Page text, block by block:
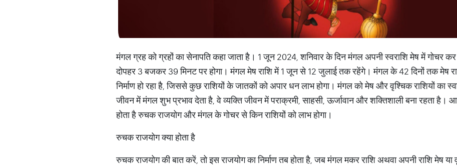
मंगल ग्रह को ग्रहों का सेनापति कहा जाता है। 1 जून 2024, शनिवार के दिन मंगल अपनी स्वराशि मेष में गोचर
दोपहर 3 बजकर 39 मिनट पर होगा। मंगल मेष राशि में 1 जून से 12 जुलाई तक रहेंगे। मंगल के 42 दिनों तक मेष
निर्माण हो रहा है, जिससे कुछ राशियों के जातकों को अपार धन लाभ होगा। मंगल को मेष और वृश्चिक राशियों का
जीवन में मंगल शुभ प्रभाव देता है, वे व्यक्ति जीवन में पराक्रमी, साहसी, ऊर्जावान और शक्तिशाली बना रहता
होता है रुचक राजयोग और मंगल के गोचर से किन राशियों को लाभ होगा।
​रुचक राजयोग क्या होता है​
रुचक राजयोग की बात करें, तो इस राजयोग का निर्माण तब होता है, जब मंगल मकर राशि अथवा अपनी राशि मेष या